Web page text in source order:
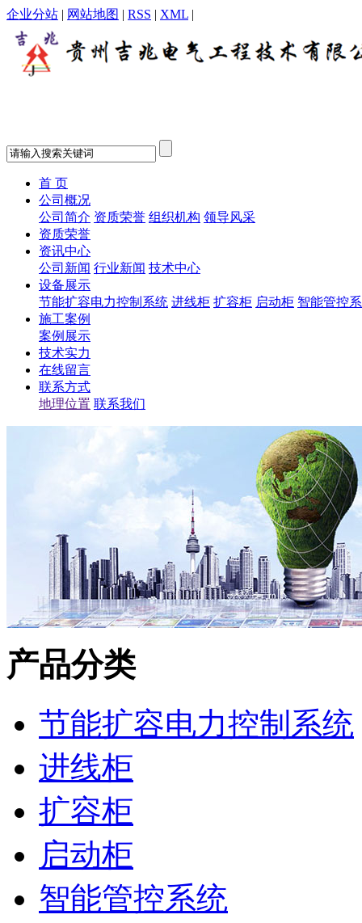
企业分站 | 网站地图 | RSS | XML |
首 页
公司概况
公司简介 资质荣誉 组织机构 领导风采
资质荣誉
资讯中心
公司新闻 行业新闻 技术中心
设备展示
节能扩容电力控制系统 进线柜 扩容柜 启动柜 智能管控
施工案例
案例展示
技术实力
在线留言
联系方式
地理位置 联系我们
产品分类
节能扩容电力控制系统
进线柜
扩容柜
启动柜
智能管控系统